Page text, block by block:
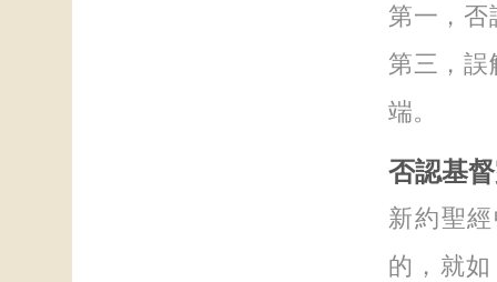
第一，否
第三，誤
端。
否認基
新約聖
的，就